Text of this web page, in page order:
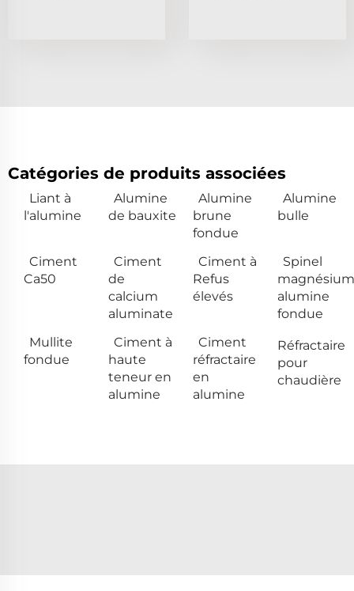
Catégories de produits associées
Liant à
l'alumine
Alumine
de bauxite
Alumine
brune
fondue
Alumine
bulle
Ciment
Ca50
Ciment
de
calcium
aluminate
Ciment à
Refus
élevés
Spinel
magnésium
alumine
fondue
Mullite
fondue
Ciment à
haute
teneur en
alumine
Ciment
réfractaire
en
alumine
Réfractaire
pour
chaudière